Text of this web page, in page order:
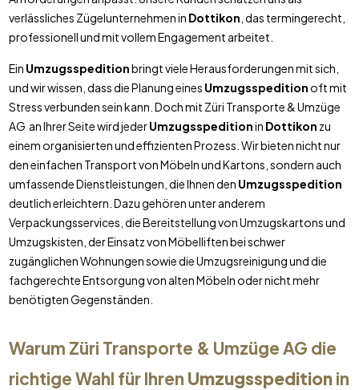
verlässliches Zügelunternehmen in Dottikon , das termingerecht,
professionell und mit vollem Engagement arbeitet.
Ein Umzugsspeditionbringt viele Herausforderungen mit sich,
und wir wissen, dass die Planung eines Umzugsspeditionoft mit
Stress verbunden sein kann. Doch mit Züri Transporte & Umzüge
AG an Ihrer Seite wird jederUmzugsspeditionin Dottikon zu
einem organisierten und effizienten Prozess. Wir bieten nicht nur
den einfachen Transport von Möbeln und Kartons, sondern auch
umfassende Dienstleistungen, die Ihnen den Umzugsspedition
deutlich erleichtern. Dazu gehören unter anderem
Verpackungsservices, die Bereitstellung von Umzugskartons und
Umzugskisten, der Einsatz von Möbelliften bei schwer
zugänglichen Wohnungen sowie die Umzugsreinigung und die
fachgerechte Entsorgung von alten Möbeln oder nicht mehr
benötigten Gegenständen.
Warum Züri Transporte & Umzüge AG die
richtige Wahl für Ihren Umzugsspeditionin